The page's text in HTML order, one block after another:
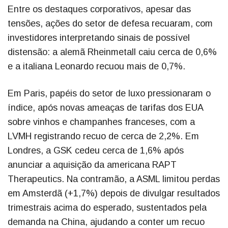
Entre os destaques corporativos, apesar das
tensões, ações do setor de defesa recuaram, com
investidores interpretando sinais de possível
distensão: a alemã Rheinmetall caiu cerca de 0,6%
e a italiana Leonardo recuou mais de 0,7%.
Em Paris, papéis do setor de luxo pressionaram o
índice, após novas ameaças de tarifas dos EUA
sobre vinhos e champanhes franceses, com a
LVMH registrando recuo de cerca de 2,2%. Em
Londres, a GSK cedeu cerca de 1,6% após
anunciar a aquisição da americana RAPT
Therapeutics. Na contramão, a ASML limitou perdas
em Amsterdã (+1,7%) depois de divulgar resultados
trimestrais acima do esperado, sustentados pela
demanda na China, ajudando a conter um recuo